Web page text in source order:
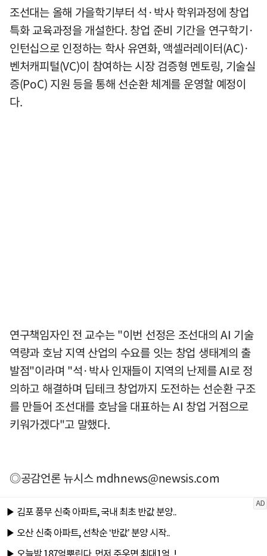
조선대는 올해 가을학기부터 석·박사 학위과정에 창업
특화 교육과정을 개설한다. 창업 준비 기간을 연구학기·
인턴십으로 인정하는 학사 유연화, 액셀러레이터(AC)·
벤처캐피털(VC)이 참여하는 시장 검증형 멘토링, 기술실
증(PoC) 지원 등을 통해 선순환 체계를 운영할 예정이
다.
연구책임자인 전 교수는 "이번 선정은 조선대의 AI 기술
역량과 호남 지역 산업의 수요를 잇는 창업 생태계의 출
발점"이라며 "석·박사 인재들이 지역의 난제를 AI로 정
의하고 해결하며 딥테크 창업까지 도전하는 선순환 구조
를 만들어 조선대를 호남을 대표하는 AI 창업 거점으로
키워가겠다"고 말했다.
◎공감언론 뉴시스mdhnews@newsis.com